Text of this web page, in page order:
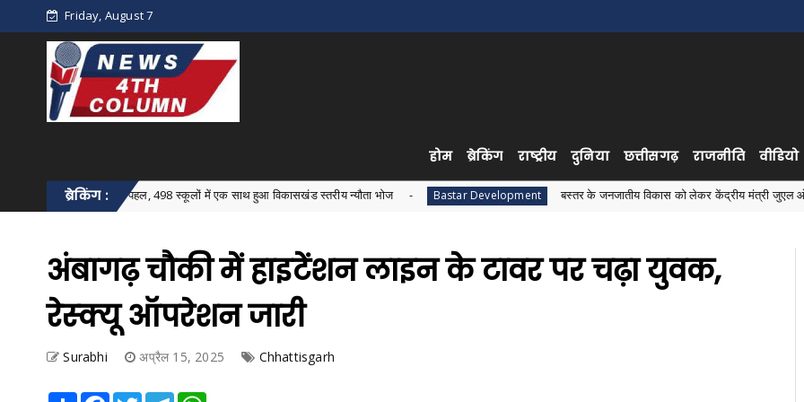
Friday, August 7
होम ब्रेकिंग राष्ट्रीय दुनिया छत्तीसगढ़ राजनीति वीडियो
ब्रेकिंग :
की अनूठी पहल, 498 स्कूलों में एक साथ हुआ विकासखंड स्तरीय न्यौता भोज Bastar Development बस्तर के जनजातीय विकास को लेकर केंद्रीय मंत्री जुएल ओराम से मिले
अंबागढ़ चौकी में हाइटेंशन लाइन के टावर पर चढ़ा युवक,
रेस्क्यू ऑपरेशन जारी
Surabhi अप्रैल 15, 2025 Chhattisgarh